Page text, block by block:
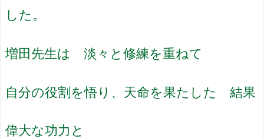
した。
増田先生は 淡々と修練を重ねて
自分の役割を悟り、天命を果たした 結果
偉大な功力と